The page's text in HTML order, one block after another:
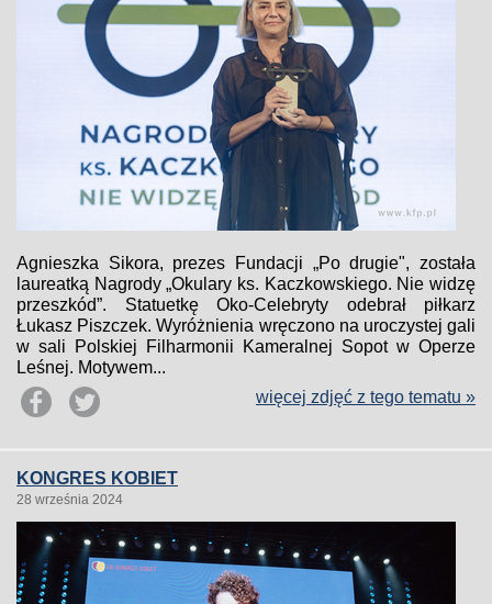
Agnieszka Sikora, prezes Fundacji „Po drugie", została
laureatką Nagrody „Okulary ks. Kaczkowskiego. Nie widzę
przeszkód”. Statuetkę Oko-Celebryty odebrał piłkarz
Łukasz Piszczek. Wyróżnienia wręczono na uroczystej gali
w sali Polskiej Filharmonii Kameralnej Sopot w Operze
Leśnej. Motywem...
więcej zdjęć z tego tematu »
KONGRES KOBIET
28 września 2024